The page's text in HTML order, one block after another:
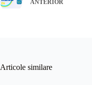
ANTERIOR
Articole similare